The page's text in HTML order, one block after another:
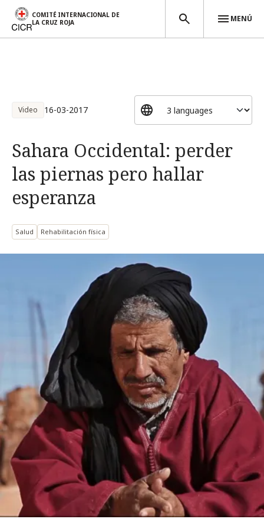
COMITÉ INTERNACIONAL DE
LA CRUZ ROJA
MENÚ
Video 16-03-2017
Sahara Occidental: perder
las piernas pero hallar
esperanza
Salud Rehabilitación física